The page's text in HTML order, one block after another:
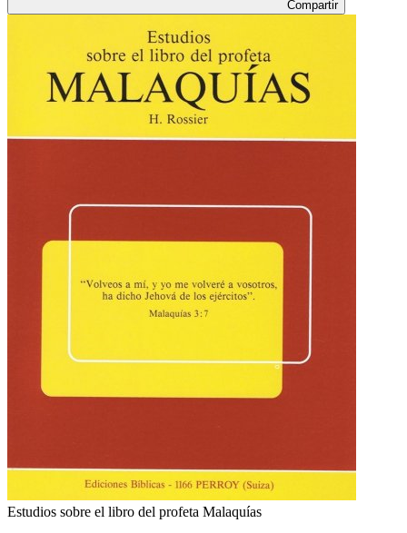
Compartir
Estudios sobre el libro del profeta Malaquías